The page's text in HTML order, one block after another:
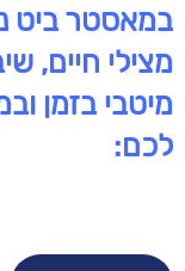
במאסטר ביט
מצילי חיים,
מיטבי בזמן
לכם: